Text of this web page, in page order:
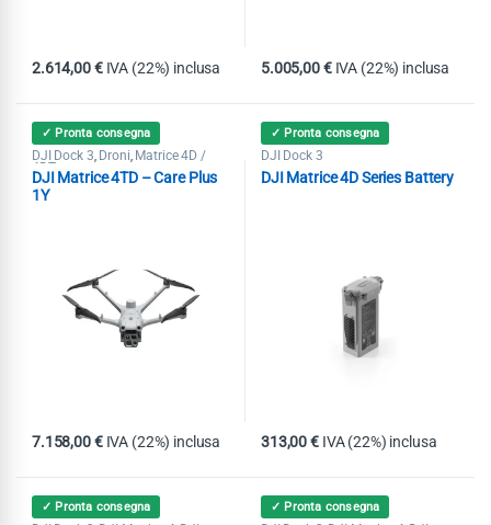
2.614,00€ IVA (22%) inclusa 5.005,00€ IVA (22%) inclusa
✓ Pronta consegna
DJI Dock 3, Droni, Matrice 4D /
4DT
DJI Matrice 4TD – Care Plus
1Y
7.158,00€ IVA (22%) inclusa
✓ Pronta consegna
DJI Dock 3
DJI Matrice 4D Series Battery
313,00€ IVA (22%) inclusa
✓ Pronta consegna ✓ Pronta consegna